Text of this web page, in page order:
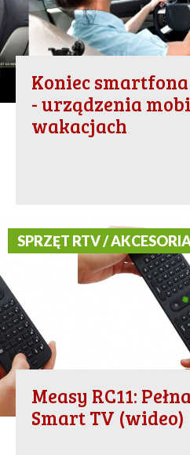
Koniec
- urządzenia
wakacjach
SPRZĘT RTV /
Measy RC11:
Smart TV (wideo)